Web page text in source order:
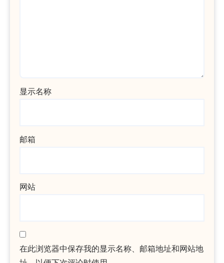
显示名称
邮箱
网站
在此浏览器中保存我的显示名称、邮箱地址和网站地